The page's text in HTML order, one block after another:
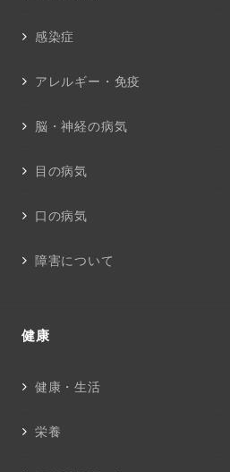
感染症
アレルギー・免疫
脳・神経の病気
目の病気
口の病気
障害について
健康
健康・生活
栄養